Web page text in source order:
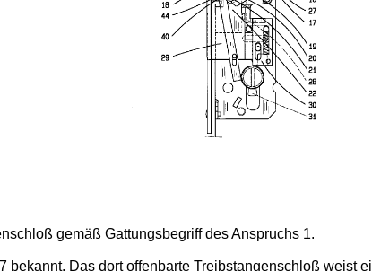
gemäß Gattungsbegriff des Anspruchs 1.
Das dort offenbarte Treibstangenschloß weist